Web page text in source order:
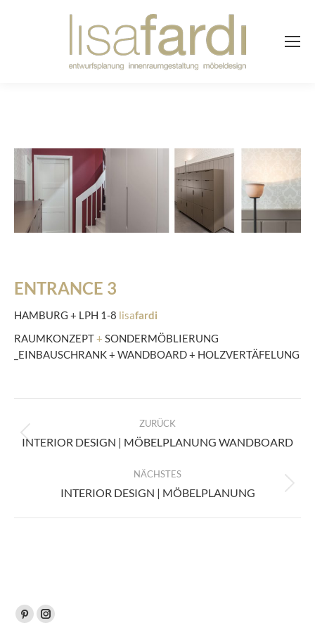
ENTRANCE 3
HAMBURG + LPH 1-8 lisafardi
RAUMKONZEPT+ SONDERMÖBLIERUNG
_EINBAUSCHRANK + WANDBOARD + HOLZVERTÄFELUNG
ZURÜCK
Vorheriger
INTERIOR DESIGN | MÖBELPLANUNG WANDBOARD
NÄCHSTES
Nächster
INTERIOR DESIGN | MÖBELPLANUNG
Finden Sie uns auf:
PinterestInstagram